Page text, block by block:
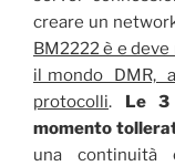
creare un
BM2222 è e
il mondo DMR,
protocolli. Le 3
momento
una continuità